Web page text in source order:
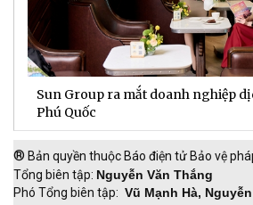
Sun Group ra mắt doanh nghiệp
Phú Quốc
® Bản quyền thuộc Báo điện tử Bảo vệ
Tổng biên tập: Nguyễn Văn Thắng
Phó Tổng biên tập: Vũ Mạnh Hà,